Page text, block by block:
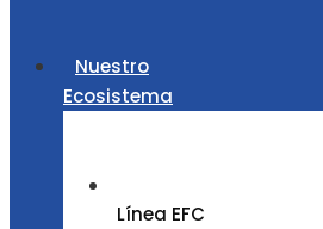
Nuestro
Ecosistema
Línea EFC